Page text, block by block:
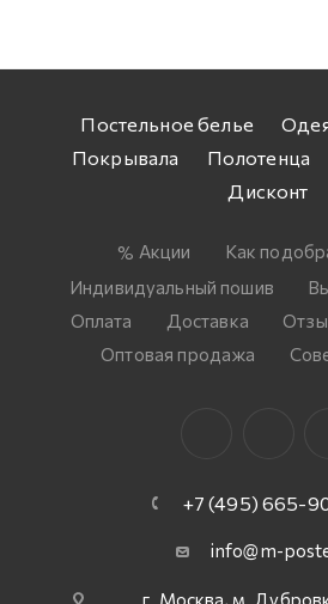
Постельное белье
Покрывала
Полотенца
Дисконт
Акции
Как
Индивидуальный пошив
Оплата
Доставка
Оптовая продажа
+7 (495) 665-
info@m-
г. Москва, м.